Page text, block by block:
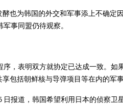
也为韩国的外交和军事添上不确定
事同盟仍待观察。
，表明双方就协定已达成一致。如
包括朝鲜核与导弹项目等在内的军事
报道，韩国希望利用日本的侦察卫